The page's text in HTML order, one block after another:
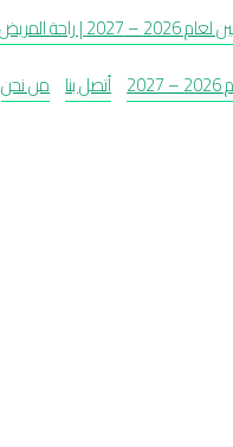
تبدأ من قلب البيت
أتصل بنا من نحن